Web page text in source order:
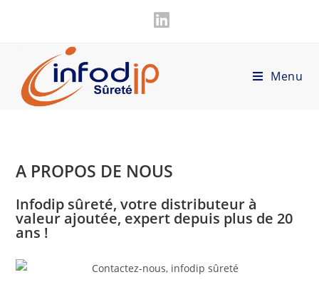
Menu
A PROPOS DE NOUS
Infodip sûreté, votre distributeur à
valeur ajoutée, expert depuis plus de 20
ans !